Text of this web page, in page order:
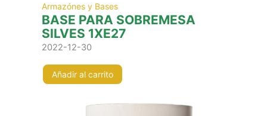
Armazónes y Bases
BASE PARA SOBREMESA
SILVES 1XE27
2022-12-30
Añadir al carrito